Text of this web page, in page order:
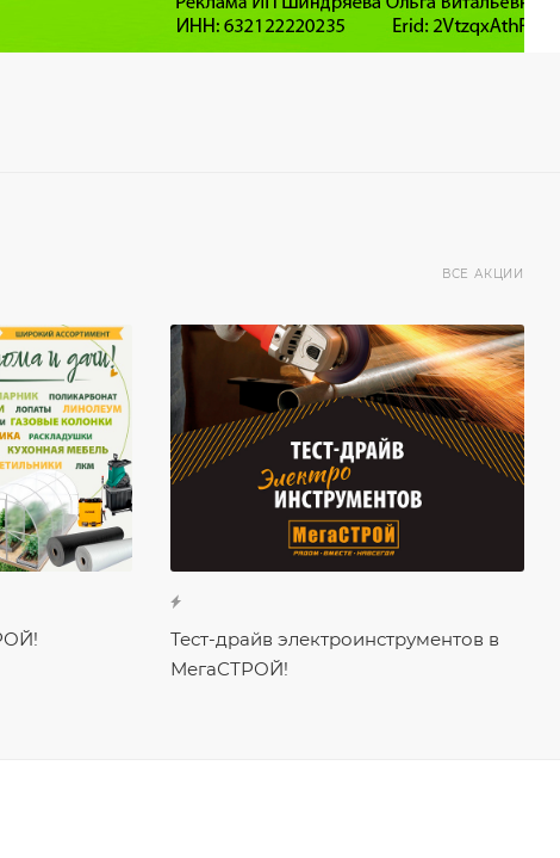
ВСЕ АКЦИИ
Тест-драйв электроинструментов в
МегаСТРОЙ!